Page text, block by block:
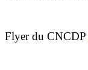
Flyer du CNCDP